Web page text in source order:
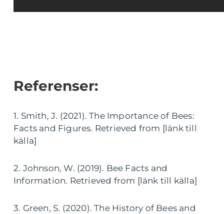
Referenser:
1. Smith, J. (2021). The Importance of Bees:
Facts and Figures. Retrieved from [länk till
källa]
2. Johnson, W. (2019). Bee Facts and
Information. Retrieved from [länk till källa]
3. Green, S. (2020). The History of Bees and